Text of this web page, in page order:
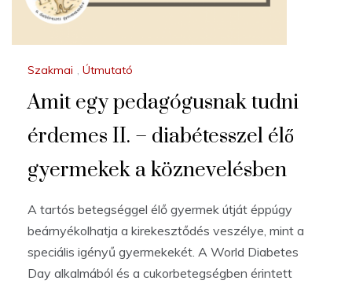
Szakmai , Útmutató
Amit egy pedagógusnak tudni
érdemes II. – diabétesszel élő
gyermekek a köznevelésben
A tartós betegséggel élő gyermek útját éppúgy
beárnyékolhatja a kirekesztődés veszélye, mint a
speciális igényű gyermekekét. A World Diabetes
Day alkalmából és a cukorbetegségben érintett